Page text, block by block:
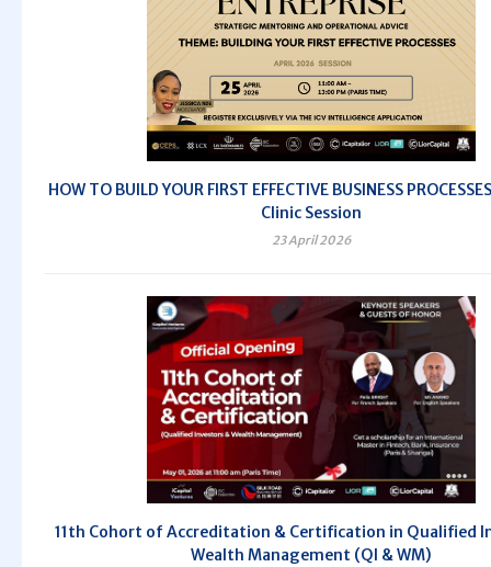
HOW TO BUILD YOUR FIRST EFFECTIVE BUSINESS
Clinic Session
23 April 2026
11th Cohort of Accreditation & Certification in Qualified
Wealth Management (QI & WM)